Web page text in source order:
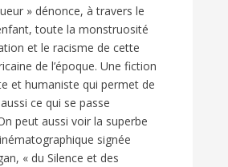
» dénonce, à travers le
toute la monstruosité
et le racisme de cette
de l’époque. Une fiction
et humaniste qui permet de
ce qui se passe
peut aussi voir la superbe
signée
« du Silence et des